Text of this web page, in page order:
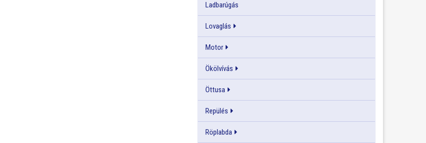
Ladbarúgás
Lovaglás
Motor
Ökölvívás
Öttusa
Repülés
Röplabda